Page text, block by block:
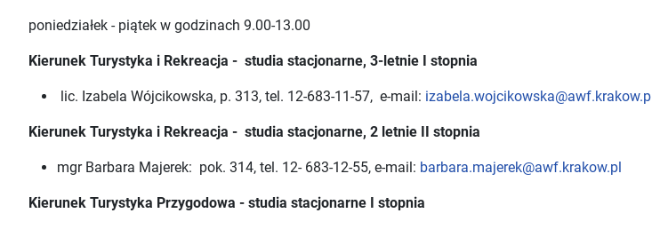
poniedziałek - piątek w godzinach 9.00-13.00
Kierunek Turystyka i Rekreacja - studia stacjonarne, 3-letnie I stopnia
lic. Izabela Wójcikowska, p. 313, tel. 12-683-11-57, e-mail: izabela.wojcikowska@awf.krakow.pl
Kierunek Turystyka i Rekreacja - studia stacjonarne, 2 letnie II stopnia
mgr Barbara Majerek: pok. 314, tel. 12- 683-12-55, e-mail: barbara.majerek@awf.krakow.pl
Kierunek Turystyka Przygodowa - studia stacjonarne I stopnia